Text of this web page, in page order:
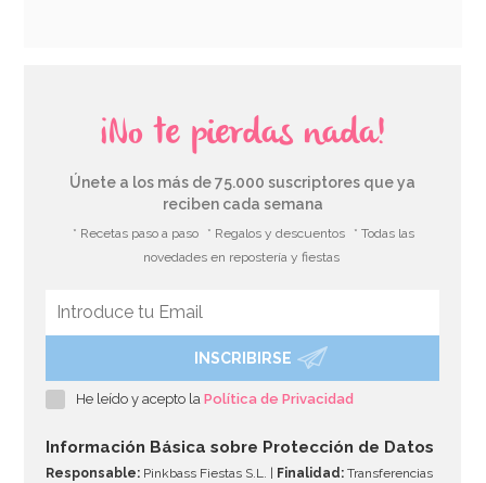
¡No te pierdas nada!
Únete a los más de 75.000 suscriptores que ya
reciben cada semana
* Recetas paso a paso * Regalos y descuentos
* Todas las
novedades en repostería y fiestas
INSCRIBIRSE
He leído y acepto laPolítica de Privacidad
Información Básica sobre Protección de Datos
Responsable: Pinkbass Fiestas S.L. | Finalidad: Transferencias